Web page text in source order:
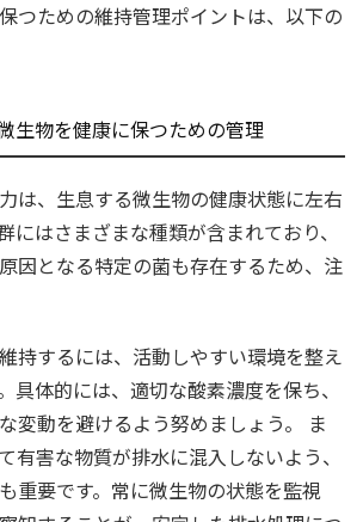
つための維持管理ポイントは、以下の
生物を健康に保つための管理
は、生息する微生物の健康状態に左右
にはさまざまな種類が含まれており、
因となる特定の菌も存在するため、注
持するには、活動しやすい環境を整え
具体的には、適切な酸素濃度を保ち、
変動を避けるよう努めましょう。 ま
有害な物質が排水に混入しないよう、
重要です。常に微生物の状態を監視